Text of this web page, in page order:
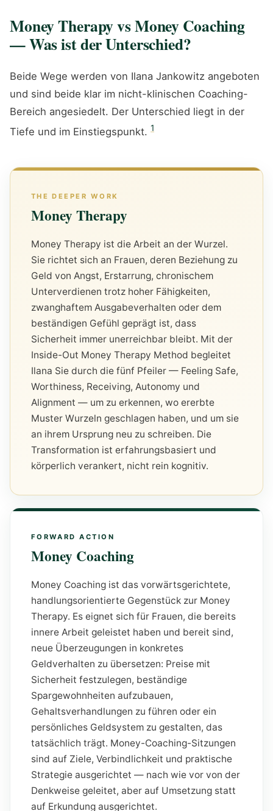
Money Therapy vs Money Coaching
— Was ist der Unterschied?
Beide Wege werden von Ilana Jankowitz angeboten
und sind beide klar im nicht-klinischen Coaching-
Bereich angesiedelt. Der Unterschied liegt in der
Tiefe und im Einstiegspunkt. 1
Money Therapy
Money Therapy ist die Arbeit an der Wurzel.
Sie richtet sich an Frauen, deren Beziehung zu
Geld von Angst, Erstarrung, chronischem
Unterverdienen trotz hoher Fähigkeiten,
zwanghaftem Ausgabeverhalten oder dem
beständigen Gefühl geprägt ist, dass
Sicherheit immer unerreichbar bleibt. Mit der
Inside-Out Money Therapy Method begleitet
Ilana Sie durch die fünf Pfeiler — Feeling Safe,
Worthiness, Receiving, Autonomy und
Alignment — um zu erkennen, wo ererbte
Muster Wurzeln geschlagen haben, und um sie
an ihrem Ursprung neu zu schreiben. Die
Transformation ist erfahrungsbasiert und
körperlich verankert, nicht rein kognitiv.
Money Coaching
Money Coaching ist das vorwärtsgerichtete,
handlungsorientierte Gegenstück zur Money
Therapy. Es eignet sich für Frauen, die bereits
innere Arbeit geleistet haben und bereit sind,
neue Überzeugungen in konkretes
Geldverhalten zu übersetzen: Preise mit
Sicherheit festzulegen, beständige
Spargewohnheiten aufzubauen,
Gehaltsverhandlungen zu führen oder ein
persönliches Geldsystem zu gestalten, das
tatsächlich trägt. Money-Coaching-Sitzungen
sind auf Ziele, Verbindlichkeit und praktische
Strategie ausgerichtet — nach wie vor von der
Denkweise geleitet, aber auf Umsetzung statt
auf Erkundung ausgerichtet.